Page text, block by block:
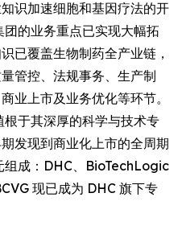
识加速细胞和基因疗法的开
的业务重点已实现大幅拓
已覆盖生物制药全产业链，
管控、法规事务、生产制
业上市及业务优化等环节。
于其深厚的科学与技术专
发现到商业化上市的全周期
组成：DHC、BioTechLogic
现已成为 DHC 旗下专